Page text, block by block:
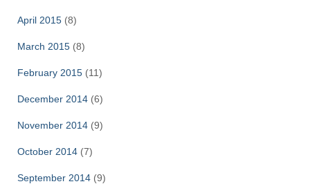
April 2015 (8)
March 2015 (8)
February 2015 (11)
December 2014 (6)
November 2014 (9)
October 2014 (7)
September 2014 (9)